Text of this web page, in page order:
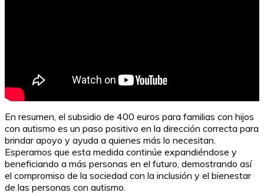
En resumen, el subsidio de 400 euros para familias con hijos
con autismo es un paso positivo en la dirección correcta para
brindar apoyo y ayuda a quienes más lo necesitan.
Esperamos que esta medida continúe expandiéndose y
beneficiando a más personas en el futuro, demostrando así
el compromiso de la sociedad con la inclusión y el bienestar
de las personas con autismo.